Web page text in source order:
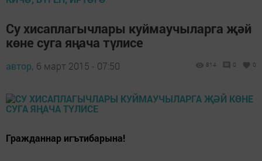
Су хисаплагычлары куймаучыларга җәй
көне суга яңача түлисе
автор, 6 март 2015 - 07:50 814 0 0
Гражданнар игътибарына!